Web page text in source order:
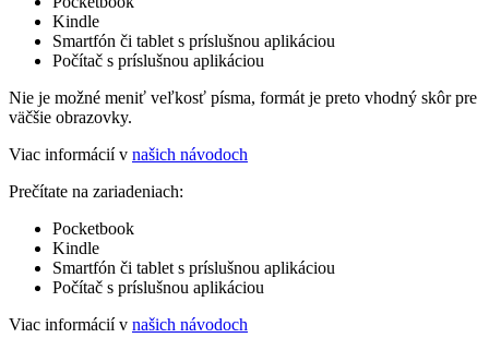
Kindle
Smartfón či tablet s príslušnou aplikáciou
Počítač s príslušnou aplikáciou
Nie je možné meniť veľkosť písma, formát je preto vhodný skôr pre
väčšie obrazovky.
Viac informácií v našich návodoch
Prečítate na zariadeniach:
Pocketbook
Kindle
Smartfón či tablet s príslušnou aplikáciou
Počítač s príslušnou aplikáciou
Viac informácií v našich návodoch